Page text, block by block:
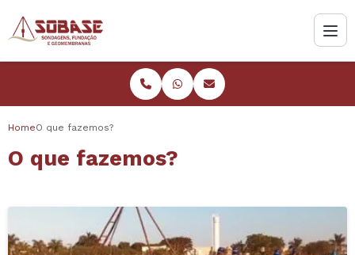
HomeO que fazemos?
O que fazemos?